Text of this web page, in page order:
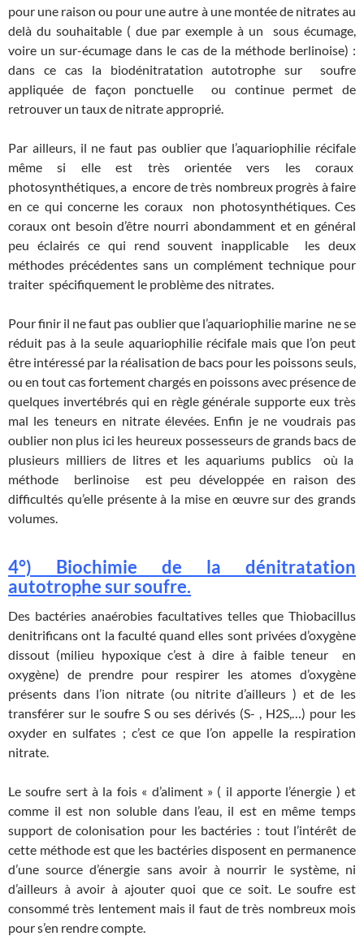
pour une raison ou pour une autre à une montée de nitrates au
delà du souhaitable ( due par exemple à un sous écumage,
voire un sur-écumage dans le cas de la méthode berlinoise) :
dans ce cas la biodénitratation autotrophe sur soufre
appliquée de façon ponctuelle ou continue permet de
retrouver un taux de nitrate approprié.
Par ailleurs, il ne faut pas oublier que l’aquariophilie récifale
même si elle est très orientée vers les coraux
photosynthétiques, a encore de très nombreux progrès à faire
en ce qui concerne les coraux non photosynthétiques. Ces
coraux ont besoin d’être nourri abondamment et en général
peu éclairés ce qui rend souvent inapplicable les deux
méthodes précédentes sans un complément technique pour
traiter spécifiquement le problème des nitrates.
Pour finir il ne faut pas oublier que l’aquariophilie marine ne se
réduit pas à la seule aquariophilie récifale mais que l’on peut
être intéressé par la réalisation de bacs pour les poissons seuls,
ou en tout cas fortement chargés en poissons avec présence de
quelques invertébrés qui en règle générale supporte eux très
mal les teneurs en nitrate élevées. Enfin je ne voudrais pas
oublier non plus ici les heureux possesseurs de grands bacs de
plusieurs milliers de litres et les aquariums publics où la
méthode berlinoise est peu développée en raison des
difficultés qu’elle présente à la mise en œuvre sur des grands
volumes.
4°) Biochimie de la dénitratation
autotrophe sur soufre.
Des bactéries anaérobies facultatives telles que Thiobacillus
denitrificans ont la faculté quand elles sont privées d’oxygène
dissout (milieu hypoxique c’est à dire à faible teneur en
oxygène) de prendre pour respirer les atomes d’oxygène
présents dans l’ion nitrate (ou nitrite d’ailleurs ) et de les
transférer sur le soufre S ou ses dérivés (S- , H2S,…) pour les
oxyder en sulfates ; c’est ce que l’on appelle la respiration
nitrate.
Le soufre sert à la fois « d’aliment » ( il apporte l’énergie ) et
comme il est non soluble dans l’eau, il est en même temps
support de colonisation pour les bactéries : tout l’intérêt de
cette méthode est que les bactéries disposent en permanence
d’une source d’énergie sans avoir à nourrir le système, ni
d’ailleurs à avoir à ajouter quoi que ce soit. Le soufre est
consommé très lentement mais il faut de très nombreux mois
pour s’en rendre compte.